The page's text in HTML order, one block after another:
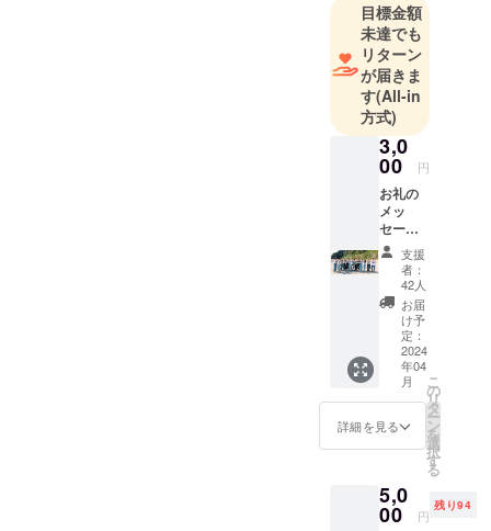
目標金額
未達でも
リターン
が届きま
す(All-in
方式)
3,0
00 円
お礼の
メッ
セージ
をお送
りしま
支援
者：
42人
お届
け予
定：
2024
年04
月
詳細を見る
こ
の
リ
タ
ー
ン
を
選
択
す
る
5,0
00 円
残り94